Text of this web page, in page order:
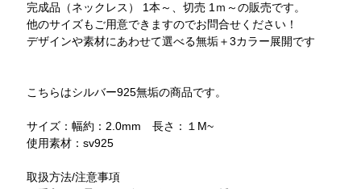
完成品（ネックレス） 1本～、切売 1ｍ～の販売です。
他のサイズもご用意できますのでお問合せください！
デザインや素材にあわせて選べる無垢＋3カラー展開です
こちらはシルバー925無垢の商品です。
サイズ：幅約：2.0mm 長さ：１M~
使用素材：sv925
取扱方法/注意事項